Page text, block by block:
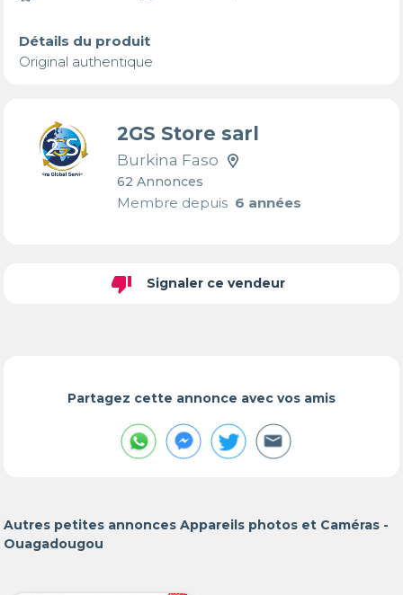
Détails du produit
Original authentique
2GS Store sarl
Burkina Faso
62 Annonces
Membre depuis6 années
thumb_down Signaler ce vendeur
Partagez cette annonce avec vos amis
Autres petites annonces Appareils photos et Caméras -
Ouagadougou